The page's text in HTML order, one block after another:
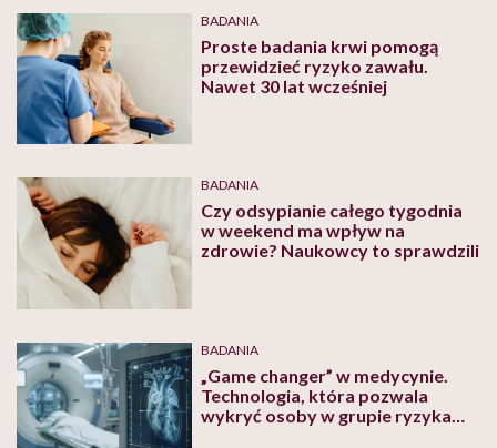
formie, należy ćwiczyć 3 razy w tygodniu przez ok. 30–45
min.
BADANIA
Proste badania krwi pomogą
przewidzieć ryzyko zawału.
Nawet 30 lat wcześniej
BADANIA
Czy odsypianie całego tygodnia
w weekend ma wpływ na
zdrowie? Naukowcy to sprawdzili
BADANIA
„Game changer” w medycynie.
Technologia, która pozwala
wykryć osoby w grupie ryzyka